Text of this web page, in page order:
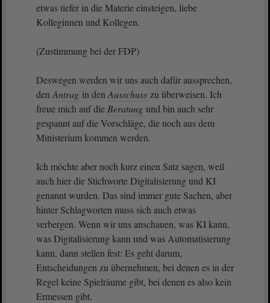
etwas tiefer in die Materie einsteigen, liebe
Kolleginnen und Kollegen.
(Zustimmung bei der FDP)
Deswegen werden wir uns auch dafür aussprechen,
den Antrag in den Ausschuss zu überweisen. Ich
freue mich auf die Beratung und bin auch sehr
gespannt auf die Vorschläge, die noch aus dem
Ministerium kommen werden.
Ich möchte aber noch kurz einen Satz sagen, weil
auch hier die Stichworte Digitalisierung und KI
genannt wurden. Das sind immer gute Sachen, aber
hinter Schlagworten muss sich auch etwas
verbergen. Wenn wir uns anschauen, was KI kann,
was Digitalisierung kann und was Automatisierung
kann, dann stellen fest: Es geht darum,
Entscheidungen zu übernehmen, bei denen es in der
Regel keine Spielräume gibt, bei denen es also kein
Ermessen gibt.